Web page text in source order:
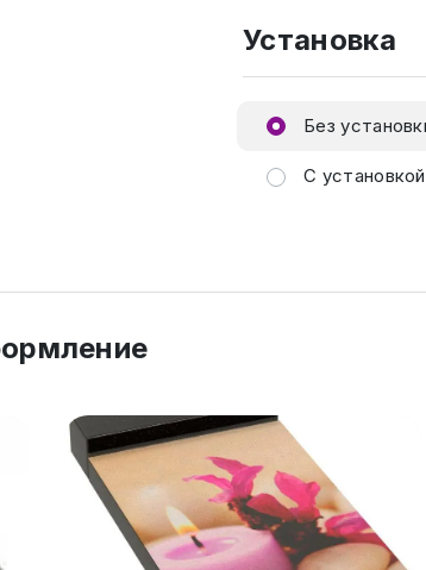
Установка
Без
С установкой